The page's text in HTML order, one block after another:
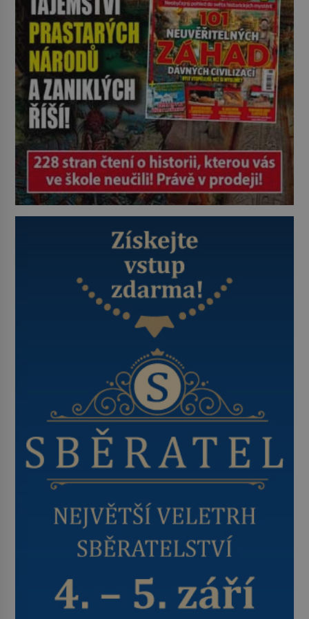
metody jsou překvapivě
promyšlené a některé principy
používají chirurgové dodnes. Úplně
první […]